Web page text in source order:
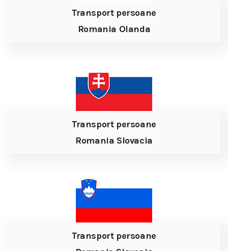
Transport persoane
Romania Olanda
Transport persoane
Romania Slovacia
Transport persoane